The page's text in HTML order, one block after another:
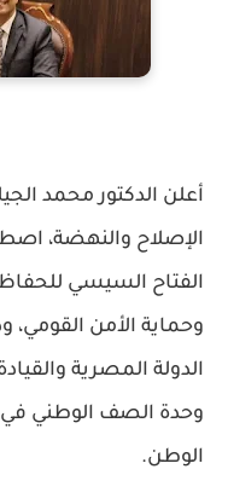
أعلن الدكتور محمد
الإصلاح والنهضة،
وحماية الأمن القومي،
الدولة المصرية
وحدة الصف الوطني في
الوطن.